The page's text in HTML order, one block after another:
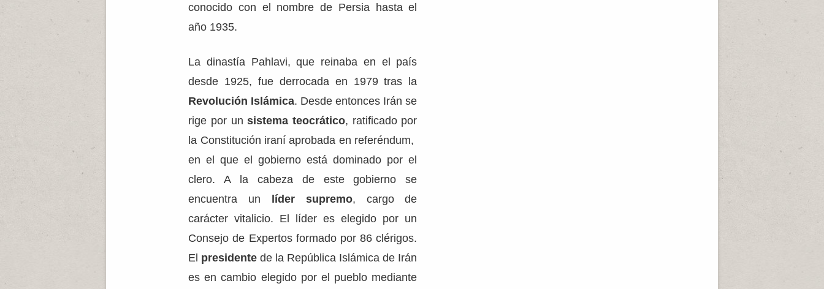
conocido con el nombre de Persia hasta el
año 1935.
La dinastía Pahlavi, que reinaba en el país
desde 1925, fue derrocada en 1979 tras la
Revolución Islámica. Desde entonces Irán se
rige por unsistema teocrático, ratificado por
la Constitución iraní aprobada en referéndum,
en el que el gobierno está dominado por el
clero. A la cabeza de este gobierno se
encuentra un líder supremo, cargo de
carácter vitalicio. El líder es elegido por un
Consejo de Expertos formado por 86 clérigos.
El presidente de la República Islámica de Irán
es en cambio elegido por el pueblo mediante